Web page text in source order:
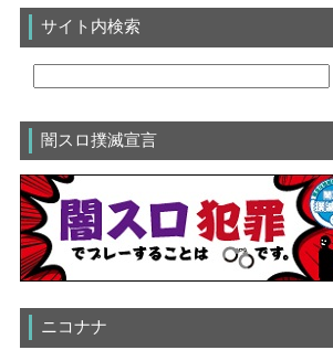
サイト内検索
闇スロ撲滅宣言
ニコナナ